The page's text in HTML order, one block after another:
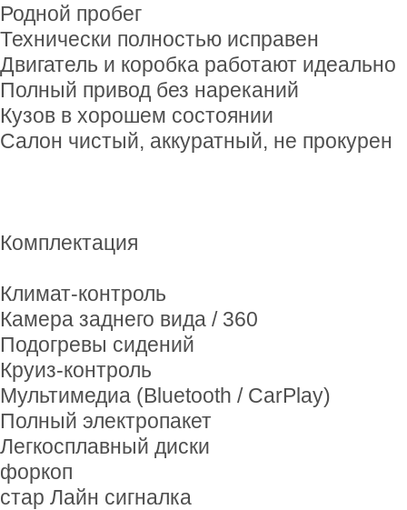
Родной пробег
Технически полностью исправен
Двигатель и коробка работают идеально
Полный привод без нареканий
Кузов в хорошем состоянии
Салон чистый, аккуратный, не прокурен
Комплектация
Климат-контроль
Камера заднего вида / 360
Подогревы сидений
Круиз-контроль
Мультимедиа (Bluetooth / CarPlay)
Полный электропакет
Легкосплавный диски
форкоп
стар Лайн сигналка